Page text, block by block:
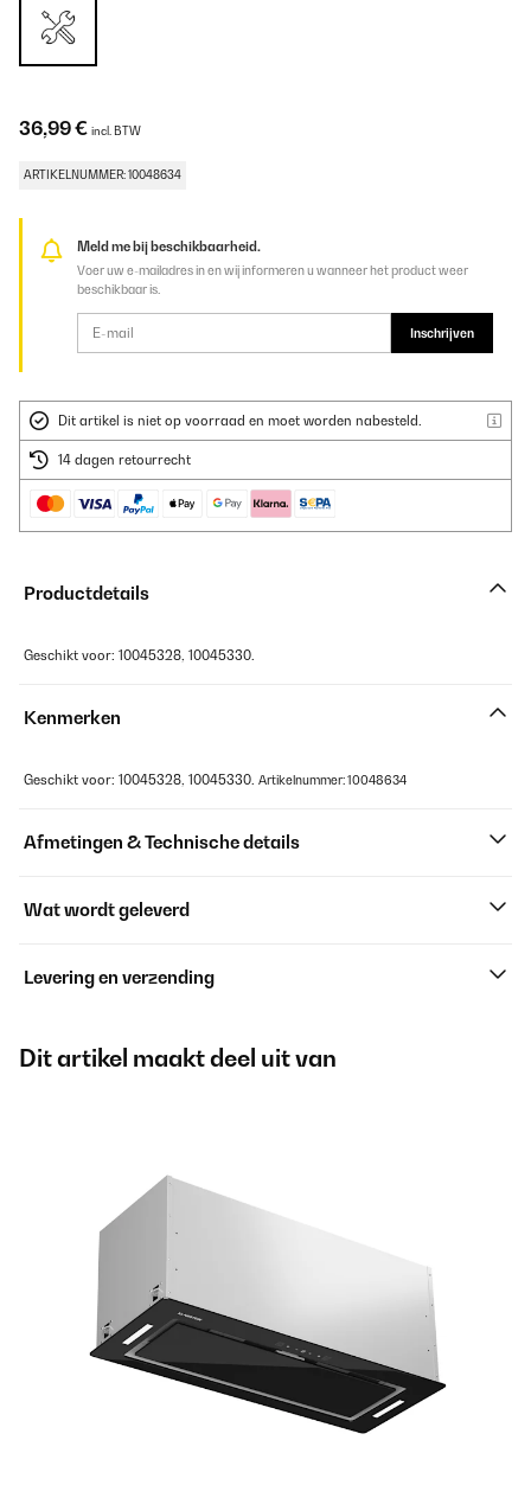
36,99 € incl. BTW
ARTIKELNUMMER: 10048634
Meld me bij beschikbaarheid.
Voer uw e-mailadres in en wij informeren u wanneer het product weer
beschikbaar is.
Inschrijven
Dit artikel is niet op voorraad en moet worden nabesteld.
14 dagen retourrecht
Productdetails
Geschikt voor: 10045328, 10045330.
Kenmerken
Geschikt voor: 10045328, 10045330. Artikelnummer: 10048634
Afmetingen & Technische details
Wat wordt geleverd
Levering en verzending
Dit artikel maakt deel uit van